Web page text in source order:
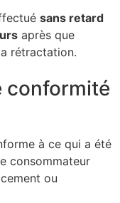
sans retard
après que
rétractation.
conformité
à ce qui a été
consommateur
ou